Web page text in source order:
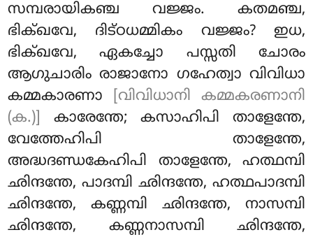
സമ്പരായികഞ്ച വജ്ജം. കതമഞ്ച,
ഭിക്ഖവേ, ദിട്ഠധമ്മികം വജ്ജം? ഇധ,
ഭിക്ഖവേ, ഏകച്ചോ പസ്സതി ചോരം
ആഗുചാരിം രാജാനോ ഗഹേത്വാ വിവിധാ
കമ്മകാരണാ
[വിവിധാനി കമ്മകരണാനി
(ക.)]
കാരേന്തേ; കസാഹിപി താളേന്തേ,
വേത്തേഹിപി താളേന്തേ,
അദ്ധദണ്ഡകേഹിപി താളേന്തേ, ഹത്ഥമ്പി
ഛിന്ദന്തേ, പാദമ്പി ഛിന്ദന്തേ, ഹത്ഥപാദമ്പി
ഛിന്ദന്തേ, കണ്ണമ്പി ഛിന്ദന്തേ, നാസമ്പി
ഛിന്ദന്തേ, കണ്ണനാസമ്പി ഛിന്ദന്തേ,